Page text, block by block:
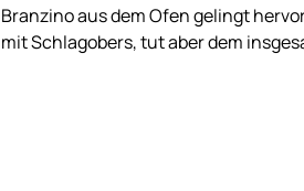
Branzino aus dem Ofen gelingt
mit Schlagobers, tut aber dem